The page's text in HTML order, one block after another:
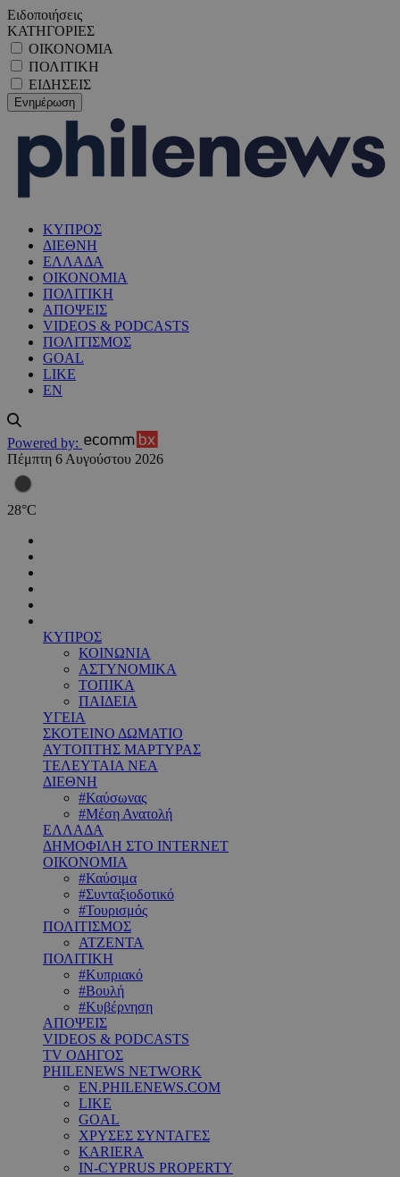
Ειδοποιήσεις
ΚΑΤΗΓΟΡΙΕΣ
ΟΙΚΟΝΟΜΙΑ
ΠΟΛΙΤΙΚΗ
ΕΙΔΗΣΕΙΣ
ΚΥΠΡΟΣ
ΔΙΕΘΝΗ
ΕΛΛΑΔΑ
ΟΙΚΟΝΟΜΙΑ
ΠΟΛΙΤΙΚΗ
ΑΠΟΨΕΙΣ
VIDEOS & PODCASTS
ΠΟΛΙΤΙΣΜΟΣ
GOAL
LIKE
EN
Powered by:
Πέμπτη 6 Αυγούστου 2026
28°C
ΚΥΠΡΟΣ
ΚΟΙΝΩΝΙΑ
ΑΣΤΥΝΟΜΙΚΑ
ΤΟΠΙΚΑ
ΠΑΙΔΕΙΑ
ΥΓΕΙΑ
ΣΚΟΤΕΙΝΟ ΔΩΜΑΤΙΟ
ΑΥΤΟΠΤΗΣ ΜΑΡΤΥΡΑΣ
ΤΕΛΕΥΤΑΙΑ ΝΕΑ
ΔΙΕΘΝΗ
#Καύσωνας
#Μέση Ανατολή
ΕΛΛΑΔΑ
ΔΗΜΟΦΙΛΗ ΣΤΟ INTERNET
ΟΙΚΟΝΟΜΙΑ
#Καύσιμα
#Συνταξιοδοτικό
#Τουρισμός
ΠΟΛΙΤΙΣΜΟΣ
ΑΤΖΕΝΤΑ
ΠΟΛΙΤΙΚΗ
#Κυπριακό
#Βουλή
#Κυβέρνηση
ΑΠΟΨΕΙΣ
VIDEOS & PODCASTS
TV ΟΔΗΓΟΣ
PHILENEWS NETWORK
EN.PHILENEWS.COM
LIKE
GOAL
ΧΡΥΣΕΣ ΣΥΝΤΑΓΕΣ
KARIERA
IN-CYPRUS PROPERTY